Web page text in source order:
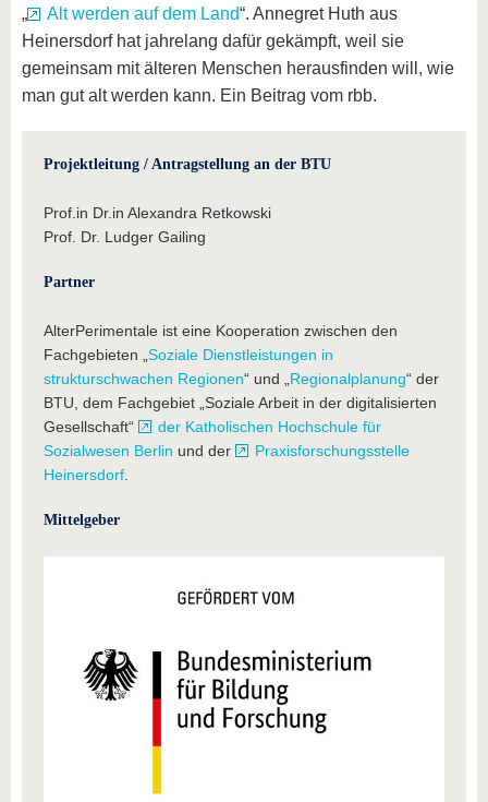
„
Alt werden auf dem Land“. Annegret Huth aus
Heinersdorf hat jahrelang dafür gekämpft, weil sie
gemeinsam mit älteren Menschen herausfinden will, wie
man gut alt werden kann. Ein Beitrag vom rbb.
Projektleitung / Antragstellung an der BTU
Prof.in Dr.in Alexandra Retkowski
Prof. Dr. Ludger Gailing
Partner
AlterPerimentale ist eine Kooperation zwischen den
Fachgebieten „ Soziale Dienstleistungen in
strukturschwachen Regionen“ und „ Regionalplanung“ der
BTU, dem Fachgebiet „Soziale Arbeit in der digitalisierten
Gesellschaft“
der Katholischen Hochschule für
Sozialwesen Berlin und der
Praxisforschungsstelle
Heinersdorf
Mittelgeber